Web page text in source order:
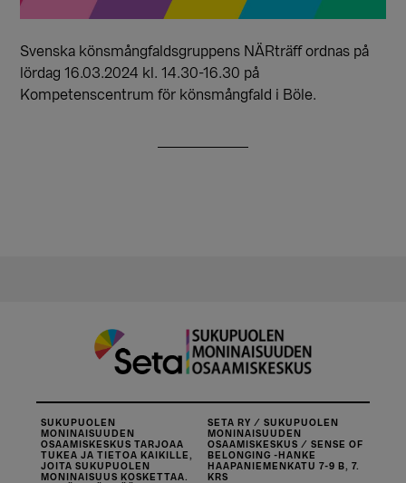
Svenska könsmångfaldsgruppens NÄRträff ordnas på
lördag 16.03.2024 kl. 14.30-16.30 på
Kompetenscentrum för könsmångfald i Böle.
SUKUPUOLEN
MONINAISUUDEN
OSAAMISKESKUS TARJOAA
TUKEA JA TIETOA KAIKILLE,
JOITA SUKUPUOLEN
MONINAISUUS KOSKETTAA.
SETA RY / SUKUPUOLEN
MONINAISUUDEN
OSAAMISKESKUS / SENSE OF
BELONGING -HANKE
HAAPANIEMENKATU 7-9 B, 7.
KRS